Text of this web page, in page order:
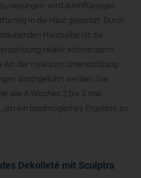
verjüngen, wird dünnflüssiges
in die Haut gespritzt. Durch
Hautsalbe ist die
relativ schmerzarm.
Art der Hyaluron Unterspritzung
durchgeführt werden. Die
alle 6 Wochen 2 bis 3 mal
um ein bestmögliches Ergebnis zu
Dekolleté mit Sculptra